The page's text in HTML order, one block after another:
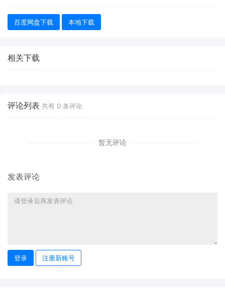
百度网盘下载 本地下载
相关下载
评论列表 共有 0 条评论
暂无评论
发表评论
登录 注册新账号